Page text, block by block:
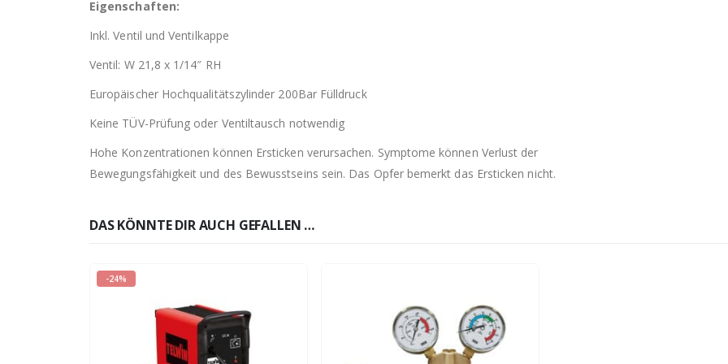
Eigenschaften:
Inkl. Ventil und Ventilkappe
Ventil: W 21,8 x 1/14″ RH
Europäischer Hochqualitätszylinder 200Bar Fülldruck
Keine TÜV-Prüfung oder Ventiltausch notwendig
Hohe Konzentrationen können Ersticken verursachen. Symptome können Verlust der
Bewegungsfähigkeit und des Bewusstseins sein. Das Opfer bemerkt das Ersticken nicht.
DAS KÖNNTE DIR AUCH GEFALLEN …
-24%